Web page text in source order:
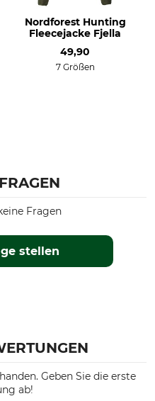
Nordforest Hunting
Fleecejacke Fjella
49,90
7 Größen
stellen
Fragen
Geben Sie die erste
ab!